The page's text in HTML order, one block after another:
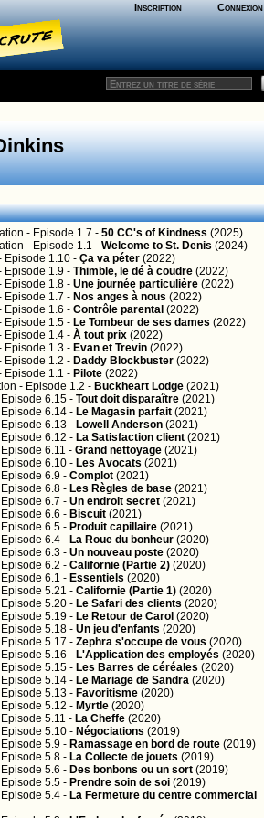
Inscription Connexion
- Episode 1.7 - 50 CC's of Kindness (2025)
- Episode 1.1 - Welcome to St. Denis (2024)
Episode 1.10 - Ça va péter (2022)
Episode 1.9 - Thimble, le dé à coudre (2022)
Episode 1.8 - Une journée particulière (2022)
Episode 1.7 - Nos anges à nous (2022)
Episode 1.6 - Contrôle parental (2022)
Episode 1.5 - Le Tombeur de ses dames (2022)
Episode 1.4 - À tout prix (2022)
Episode 1.3 - Evan et Trevin (2022)
Episode 1.2 - Daddy Blockbuster (2022)
Episode 1.1 - Pilote (2022)
- Episode 1.2 - Buckheart Lodge (2021)
6.15 - Tout doit disparaître (2021)
6.14 - Le Magasin parfait (2021)
6.13 - Lowell Anderson (2021)
6.12 - La Satisfaction client (2021)
6.11 - Grand nettoyage (2021)
6.10 - Les Avocats (2021)
6.9 - Complot (2021)
6.8 - Les Règles de base (2021)
6.7 - Un endroit secret (2021)
6.6 - Biscuit (2021)
6.5 - Produit capillaire (2021)
6.4 - La Roue du bonheur (2020)
6.3 - Un nouveau poste (2020)
6.2 - Californie (Partie 2) (2020)
6.1 - Essentiels (2020)
5.21 - Californie (Partie 1) (2020)
5.20 - Le Safari des clients (2020)
5.19 - Le Retour de Carol (2020)
5.18 - Un jeu d'enfants (2020)
5.17 - Zephra s'occupe de vous (2020)
5.16 - L'Application des employés (2020)
5.15 - Les Barres de céréales (2020)
5.14 - Le Mariage de Sandra (2020)
5.13 - Favoritisme (2020)
5.12 - Myrtle (2020)
5.11 - La Cheffe (2020)
5.10 - Négociations (2019)
5.9 - Ramassage en bord de route (2019)
5.8 - La Collecte de jouets (2019)
5.6 - Des bonbons ou un sort (2019)
5.5 - Prendre soin de soi (2019)
5.4 - La Fermeture du centre commercial